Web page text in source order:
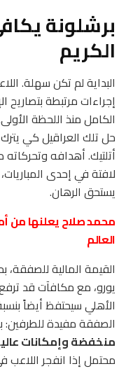
برشلونة
الكريم
إجراءات مرتبطة بتصاريح
الكامل منذ اللحظة
حل تلك العراقيل كي
أتلتيك. أهدافه وتحركاته
لافتة في إحدى
يستحق الرهان.
محمد صلاح يعلنها من
العالم
الأهلي سيحتفظ أيضاً
الصفقة مفيدة للطرفين:
منخفضة وإمكانات
محتمل إذا انفجر اللاعب